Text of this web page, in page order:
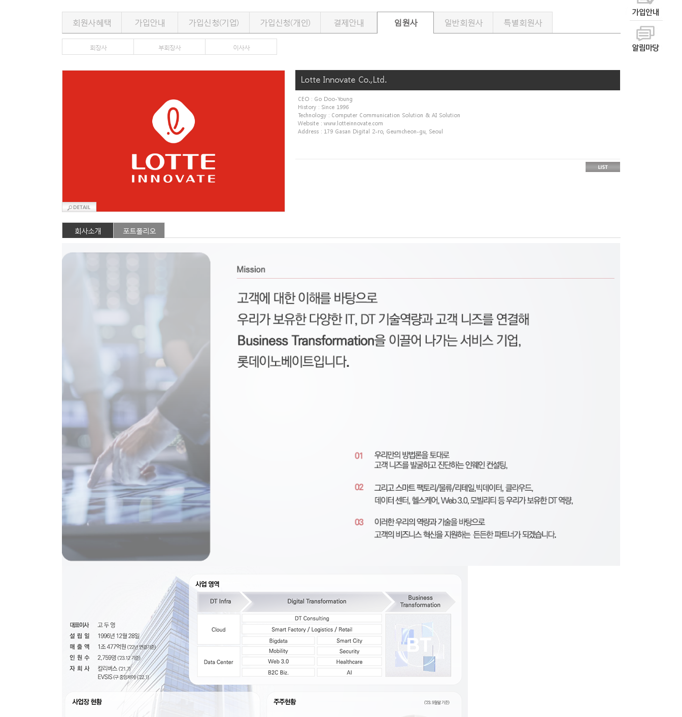
회원사혜택 가입안내 가입신청(기업) 가입신청(개인) 결제안내 임원사 일반회원사 특별회원사
회장사 부회장사 이사사
Lotte Innovate Co.,Ltd.
CEO : Go Doo-Young
History : Since 1996
Technology : Computer Communication Solution & AI Solution
Website : www.lotteinnovate.com
Address : 179 Gasan Digital 2-ro, Geumcheon-gu, Seoul
회사소개 포트폴리오